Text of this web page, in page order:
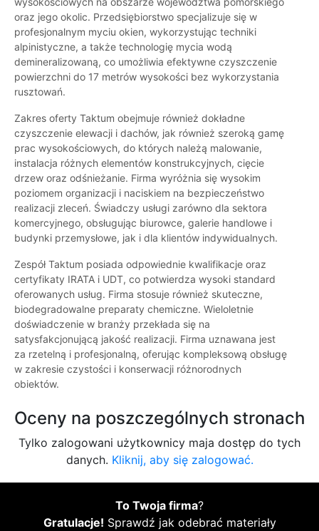
oraz jego okolic. Przedsiębiorstwo specjalizuje się w
profesjonalnym myciu okien, wykorzystując techniki
alpinistyczne, a także technologię mycia wodą
demineralizowaną, co umożliwia efektywne czyszczenie
powierzchni do 17 metrów wysokości bez wykorzystania
rusztowań.
Zakres oferty Taktum obejmuje również dokładne
czyszczenie elewacji i dachów, jak również szeroką gamę
prac wysokościowych, do których należą malowanie,
instalacja różnych elementów konstrukcyjnych, cięcie
drzew oraz odśnieżanie. Firma wyróżnia się wysokim
poziomem organizacji i naciskiem na bezpieczeństwo
realizacji zleceń. Świadczy usługi zarówno dla sektora
komercyjnego, obsługując biurowce, galerie handlowe i
budynki przemysłowe, jak i dla klientów indywidualnych.
Zespół Taktum posiada odpowiednie kwalifikacje oraz
certyfikaty IRATA i UDT, co potwierdza wysoki standard
oferowanych usług. Firma stosuje również skuteczne,
biodegradowalne preparaty chemiczne. Wieloletnie
doświadczenie w branży przekłada się na
satysfakcjonującą jakość realizacji. Firma uznawana jest
za rzetelną i profesjonalną, oferując kompleksową obsługę
w zakresie czystości i konserwacji różnorodnych
obiektów.
Oceny na poszczególnych stronach
Tylko zalogowani użytkownicy maja dostęp do tych
danych. Kliknij, aby się zalogować.
To Twoja firma?
Gratulacje! Sprawdź jak odebrać materiały